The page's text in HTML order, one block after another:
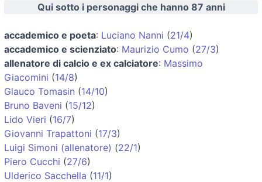
Qui sotto i personaggi che hanno 87 anni
accademico e poeta: Luciano Nanni (21/4)
accademico e scienziato: Maurizio Cumo (27/3)
allenatore di calcio e ex calciatore: Massimo
Giacomini (14/8)
Glauco Tomasin (14/10)
Bruno Baveni (15/12)
Lido Vieri (16/7)
Giovanni Trapattoni (17/3)
Luigi Simoni (allenatore) (22/1)
Piero Cucchi (27/6)
Ulderico Sacchella (11/1)